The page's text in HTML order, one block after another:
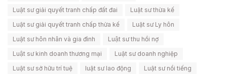
Luật sư giải quyết tranh chấp đất đai
Luật sư thừa kế
Luật sư giải quyết tranh chấp thừa kế
Luật sư Ly hôn
Luật sư hôn nhân và gia đình
Luật sư thu hồi nợ
Luật sư kinh doanh thương mại
Luật sư doanh nghiệp
Luật sư sở hữu trí tuệ
luật sư lao động
Luật sư nổi tiếng